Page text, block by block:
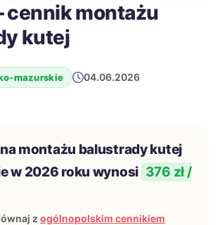
cennik montażu
kutej
mazurskie
04.06.2026
montażu balustrady kutej
w 2026 roku wynosi 376 zł /
z ogólnopolskim cennikiem